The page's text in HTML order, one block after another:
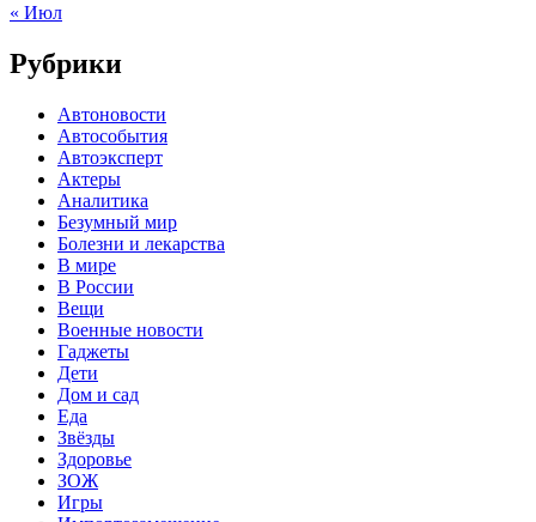
« Июл
Рубрики
Автоновости
Автособытия
Автоэксперт
Актеры
Аналитика
Безумный мир
Болезни и лекарства
В мире
В России
Вещи
Военные новости
Гаджеты
Дети
Дом и сад
Еда
Звёзды
Здоровье
ЗОЖ
Игры